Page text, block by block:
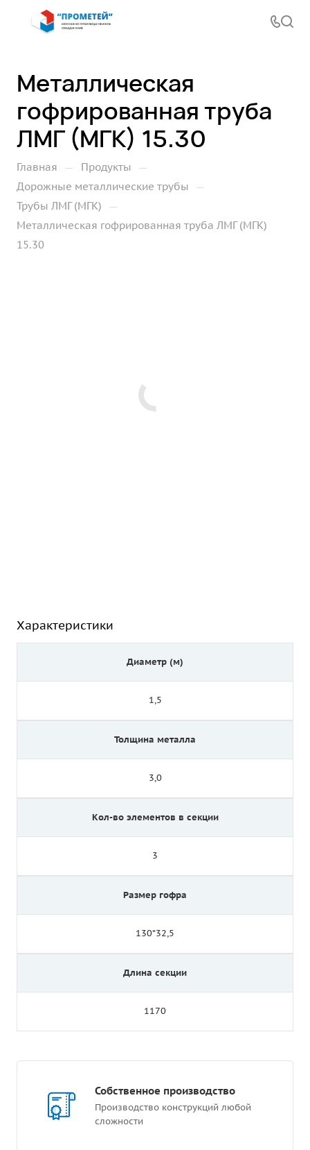
Металлическая
гофрированная труба
ЛМГ (МГК) 15.30
Главная — Продукты —
Дорожные металлические трубы —
Трубы ЛМГ (МГК) —
Металлическая гофрированная труба ЛМГ (МГК)
15.30
Характеристики
Диаметр (м)
1,5
Толщина металла
3,0
Кол-во элементов в секции
3
Размер гофра
130*32,5
Длина секции
1170
Собственное производство
Производство конструкций любой
сложности